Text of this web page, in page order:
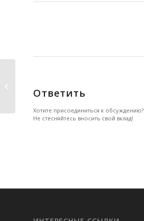
Ответить
Хотите присоединиться к обсуждению?
Не стесняйтесь вносить свой вклад!